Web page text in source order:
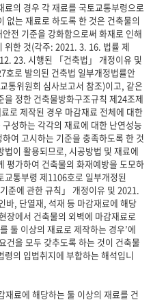
의 경우 각 재료를 국토교통부령으로
없는 재료로 하도록 한 것은 건축물의
전 기준을 강화함으로써 화재로 인해
위한 것(각주: 2021. 3. 16. 법률 제
23. 시행된 「건축법」 개정이유 및
로 발의된 건축법 일부개정법률안
통위원회 심사보고서 참조)이고, 같은
정한 건축물방화구조규칙 제24조제
로 제작된 경우 마감재료 전체에 대한
성하는 각각의 재료에 대한 난연성능
여 고시하는 기준을 충족하도록 한 것
이 활용되므로, 시공방법 및 재료에
평가하여 건축물의 화재예방을 도모하
통부령 제1106호로 일부개정된
준에 관한 규칙」 개정이유 및 2021.
바, 단열재, 석재 등 마감재료에 해당
장에서 건축물의 외벽에 마감재료로
둘 이상의 재료로 제작하는 경우’에
건을 모두 갖추도록 하는 것이 건축물
의 입법취지에 부합하는 해석입니